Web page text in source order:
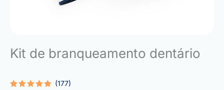
Kit de branqueamento dentário
(177)